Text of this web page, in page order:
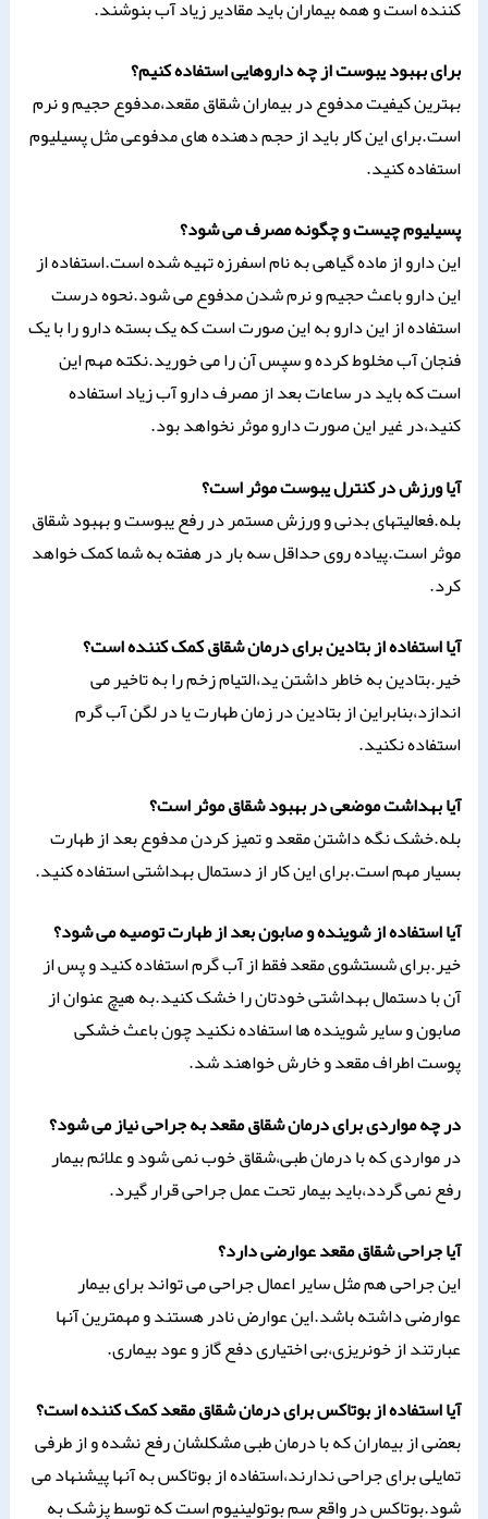
کننده است و همه بیماران باید مقادیر زیاد آب بنوشند.
برای بهبود یبوست از چه داروهایی استفاده کنیم؟
بهترین کیفیت مدفوع در بیماران شقاق مقعد،مدفوع حجیم و نرم
است.برای این کار باید از حجم دهنده های مدفوعی مثل پسیلیوم
استفاده کنید.
پسیلیوم چیست و چگونه مصرف می شود؟
این دارو از ماده گیاهی به نام اسفرزه تهیه شده است.استفاده از
این دارو باعث حجیم و نرم شدن مدفوع می شود.نحوه درست
استفاده از این دارو به این صورت است که یک بسته دارو را با یک
فنجان آب مخلوط کرده و سپس آن را می خورید.نکته مهم این
است که باید در ساعات بعد از مصرف دارو آب زیاد استفاده
کنید،در غیر این صورت دارو موثر نخواهد بود.
آیا ورزش در کنترل یبوست موثر است؟
بله.فعالیتهای بدنی و ورزش مستمر در رفع یبوست و بهبود شقاق
موثر است.پیاده روی حداقل سه بار در هفته به شما کمک خواهد
کرد.
آیا استفاده از بتادین برای درمان شقاق کمک کننده است؟
خیر.بتادین به خاطر داشتن ید،التیام زخم را به تاخیر می
اندازد،بنابراین از بتادین در زمان طهارت یا در لگن آب گرم
استفاده نکنید.
آیا بهداشت موضعی در بهبود شقاق موثر است؟
بله.خشک نگه داشتن مقعد و تمیز کردن مدفوع بعد از طهارت
بسیار مهم است.برای این کار از دستمال بهداشتی استفاده کنید.
آیا استفاده از شوینده و صابون بعد از طهارت توصیه می شود؟
خیر.برای شستشوی مقعد فقط از آب گرم استفاده کنید و پس از
آن با دستمال بهداشتی خودتان را خشک کنید.به هیچ عنوان از
صابون و سایر شوینده ها استفاده نکنید چون باعث خشکی
پوست اطراف مقعد و خارش خواهند شد.
در چه مواردی برای درمان شقاق مقعد به جراحی نیاز می شود؟
در مواردی که با درمان طبی،شقاق خوب نمی شود و علائم بیمار
رفع نمی گردد،باید بیمار تحت عمل جراحی قرار گیرد.
آیا جراحی شقاق مقعد عوارضی دارد؟
این جراحی هم مثل سایر اعمال جراحی می تواند برای بیمار
عوارضی داشته باشد.این عوارض نادر هستند و مهمترین آنها
عبارتند از خونریزی،بی اختیاری دفع گاز و عود بیماری.
آیا استفاده از بوتاکس برای درمان شقاق مقعد کمک کننده است؟
بعضی از بیماران که با درمان طبی مشکلشان رفع نشده و از طرفی
تمایلی برای جراحی ندارند،استفاده از بوتاکس به آنها پیشنهاد می
شود.بوتاکس در واقع سم بوتولینیوم است که توسط پزشک به